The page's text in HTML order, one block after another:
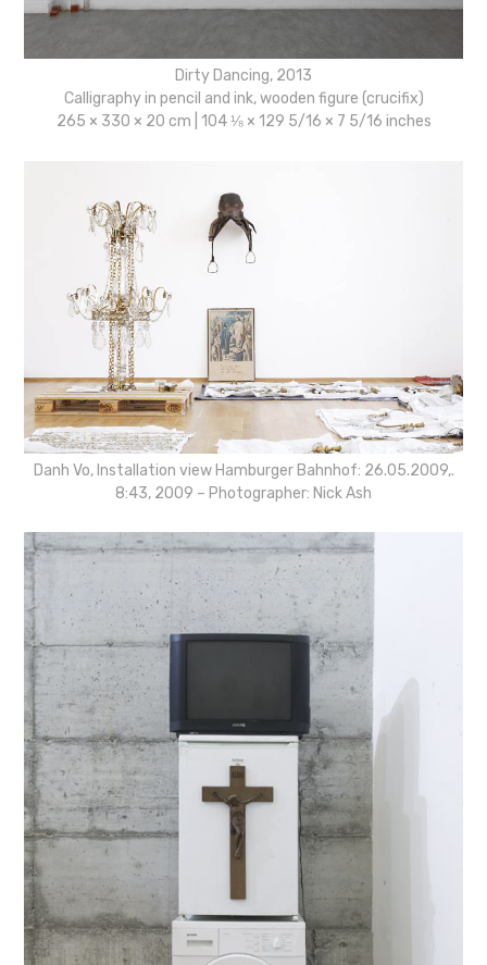
Dirty Dancing, 2013
Calligraphy in pencil and ink, wooden figure (crucifix)
265 × 330 × 20 cm | 104 ⅛ × 129 5/16 × 7 5/16 inches
Danh Vo, Installation view Hamburger Bahnhof: 26.05.2009,.
8:43, 2009 – Photographer: Nick Ash